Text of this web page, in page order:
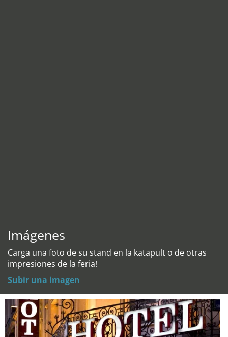
Imágenes
Carga una foto de su stand en la katapult o de otras
impresiones de la feria!
Subir una imagen